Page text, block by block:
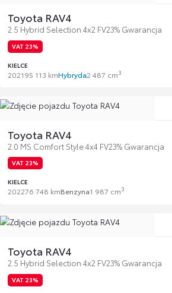
Toyota RAV4
2.5 Hybrid Selection 4x2 FV23% Gwarancja
VAT 23%
KIELCE
202195 113 kmHybryda2 487 cm3
Toyota RAV4
2.0 MS Comfort Style 4x4 FV23% Gwarancja
VAT 23%
KIELCE
202276 748 kmBenzyna1 987 cm3
Toyota RAV4
2.5 Hybrid Selection 4x2 FV23% Gwarancja
VAT 23%